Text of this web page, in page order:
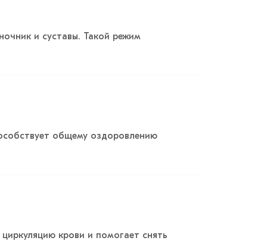
и суставы. Такой режим
общему оздоровлению
крови и помогает снять